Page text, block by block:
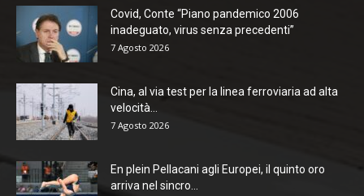
Covid, Conte “Piano pandemico 2006
inadeguato, virus senza precedenti”
7 Agosto 2026
Cina, al via test per la linea ferroviaria ad alta
velocità...
7 Agosto 2026
En plein Pellacani agli Europei, il quinto oro
arriva nel sincro...